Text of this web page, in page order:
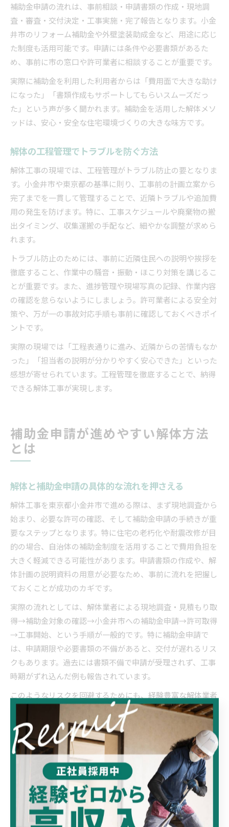
補助金申請の流れは、事前相談・申請書類の作成・現地調
査・審査・交付決定・工事実施・完了報告となります。小金
井市のリフォーム補助金や外壁塗装助成金など、用途に応じ
た制度も活用可能です。申請には条件や必要書類があるた
め、事前に市の窓口や許可業者に相談することが重要です。
実際に補助金を利用した利用者からは「費用面で大きな助け
になった」「書類作成もサポートしてもらいスムーズだっ
た」という声が多く聞かれます。補助金を活用した解体メソ
ッドは、安心・安全な住宅環境づくりの大きな味方です。
解体の工程管理でトラブルを防ぐ方法
解体工事の現場では、工程管理がトラブル防止の要となりま
す。小金井市や東京都の基準に則り、工事前の計画立案から
完了までを一貫して管理することで、近隣トラブルや追加費
用の発生を防げます。特に、工事スケジュールや廃棄物の搬
出タイミング、収集運搬の手配など、細やかな調整が求めら
れます。
トラブル防止のためには、事前に近隣住民への説明や挨拶を
徹底すること、作業中の騒音・振動・ほこり対策を講じるこ
とが重要です。また、進捗管理や現場写真の記録、作業内容
の確認を怠らないようにしましょう。許可業者による安全対
策や、万が一の事故対応手順も事前に確認しておくべきポイ
ントです。
実際の現場では「工程表通りに進み、近隣からの苦情もなか
った」「担当者の説明が分かりやすく安心できた」といった
感想が寄せられています。工程管理を徹底することで、納得
できる解体工事が実現します。
補助金申請が進めやすい解体方法
とは
解体と補助金申請の具体的な流れを押さえる
解体工事を東京都小金井市で進める際は、まず現地調査から
始まり、必要な許可の確認、そして補助金申請の手続きが重
要なステップとなります。特に住宅の老朽化や耐震改修が目
的の場合、自治体の補助金制度を活用することで費用負担を
大きく軽減できる可能性があります。申請書類の作成や、解
体計画の説明資料の用意が必要なため、事前に流れを把握し
ておくことが成功のカギです。
実際の流れとしては、解体業者による現地調査・見積もり取
得→補助金対象の確認→小金井市への補助金申請→許可取得
→工事開始、という手順が一般的です。特に補助金申請で
は、申請期限や必要書類の不備があると、交付が遅れるリス
クもあります。過去には書類不備で申請が受理されず、工事
時期がずれ込んだ例も報告されています。
このようなリスクを回避するためにも、経験豊富な解体業者
に相談しながら進めることが望ましいでしょう。小金井市の
場合、耐震改修を伴う解体工事は特に補助金対象になりやす
く、自治体の相談窓口も積極的に活用することで、手続きの
不安を減らせます。
小金井市リフォーム補助金を活かす解体手法
小金井市では、リフォーム補助金を活用した解体手法が注目
されています。特に木造住宅の耐震性向上や老朽化部分の改